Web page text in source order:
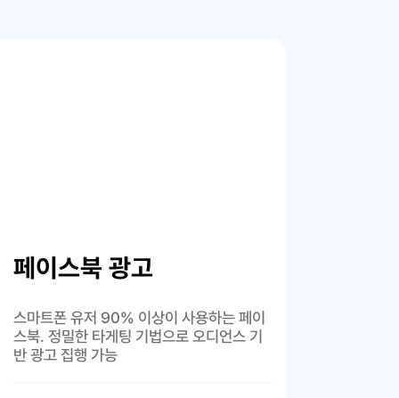
페이스북 광고
스마트폰 유저 90% 이상이 사용하는 페이
스북. 정밀한 타게팅 기법으로 오디언스 기
반 광고 집행 가능